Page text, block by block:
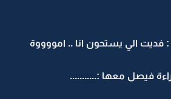
الي يستحون انا .. امووووة
فيصل معها :...........